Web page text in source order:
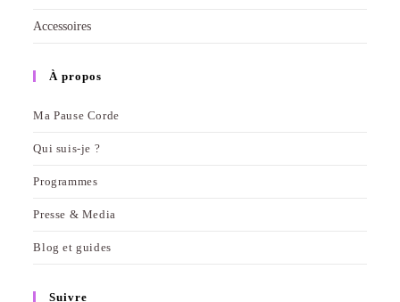
Accessoires
À propos
Ma Pause Corde
Qui suis-je ?
Programmes
Presse & Media
Blog et guides
Suivre